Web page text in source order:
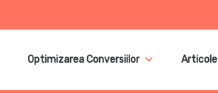
Optimizarea Conversiilor Articole